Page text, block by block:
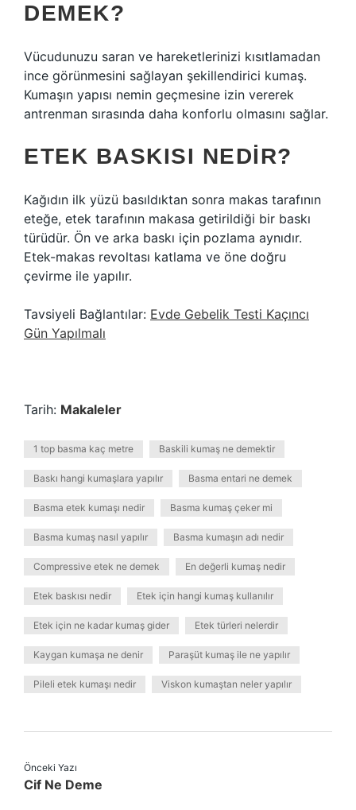
DEMEK?
Vücudunuzu saran ve hareketlerinizi kısıtlamadan
ince görünmesini sağlayan şekillendirici kumaş.
Kumaşın yapısı nemin geçmesine izin vererek
antrenman sırasında daha konforlu olmasını sağlar.
ETEK BASKISI NEDIR?
Kağıdın ilk yüzü basıldıktan sonra makas tarafının
eteğe, etek tarafının makasa getirildiği bir baskı
türüdür. Ön ve arka baskı için pozlama aynıdır.
Etek-makas revoltası katlama ve öne doğru
çevirme ile yapılır.
Tavsiyeli Bağlantılar: Evde Gebelik Testi Kaçıncı
Gün Yapılmalı
Tarih: Makaleler
1 top basma kaç metre Baskili kumaş ne demektir
Baskı hangi kumaşlara yapılır Basma entari ne demek
Basma etek kumaşı nedir Basma kumaş çeker mi
Basma kumaş nasıl yapılır Basma kumaşın adı nedir
Compressive etek ne demek En değerli kumaş nedir
Etek baskısı nedir Etek için hangi kumaş kullanılır
Etek için ne kadar kumaş gider Etek türleri nelerdir
Kaygan kumaşa ne denir Paraşüt kumaş ile ne yapılır
Pileli etek kumaşı nedir Viskon kumaştan neler yapılır
Önceki Yazı
Cif Ne Deme